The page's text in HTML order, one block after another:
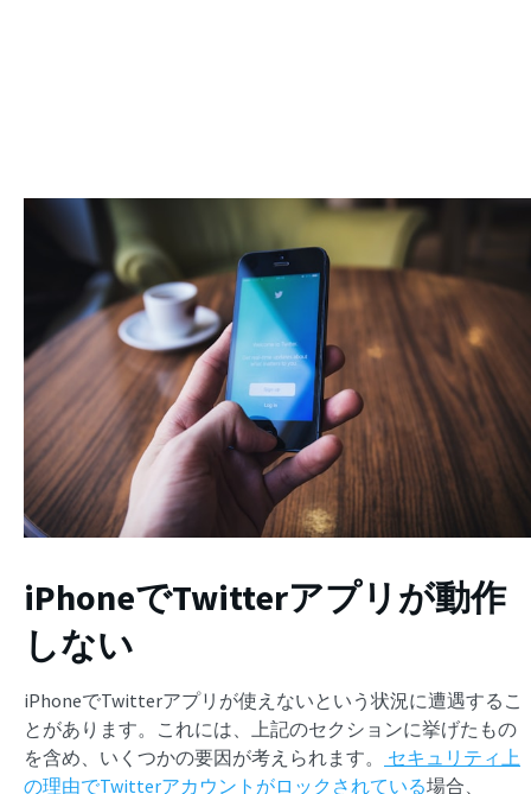
iPhoneでTwitterアプリが動作
しない
iPhoneでTwitterアプリが使えないという状況に遭遇するこ
とがあります。これには、上記のセクションに挙げたもの
を含め、いくつかの要因が考えられます。
セキュリティ上
の理由でTwitterアカウントがロックされている場合、